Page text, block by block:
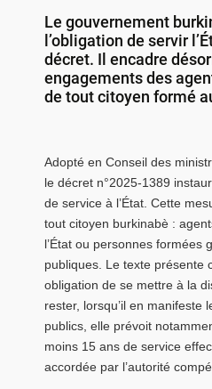
Le gouvernement
l’obligation de servir
décret. Il encadre
engagements des
de tout citoyen formé
Adopté en Conseil des
le décret n°2025-1389
de service à l’État. Cette
tout citoyen burkinabè :
l’État ou personnes formées
publiques. Le texte présente
obligation de se mettre à la
rester, lorsqu’il en manifeste
publics, elle prévoit
moins 15 ans de service
accordée par l’autorité